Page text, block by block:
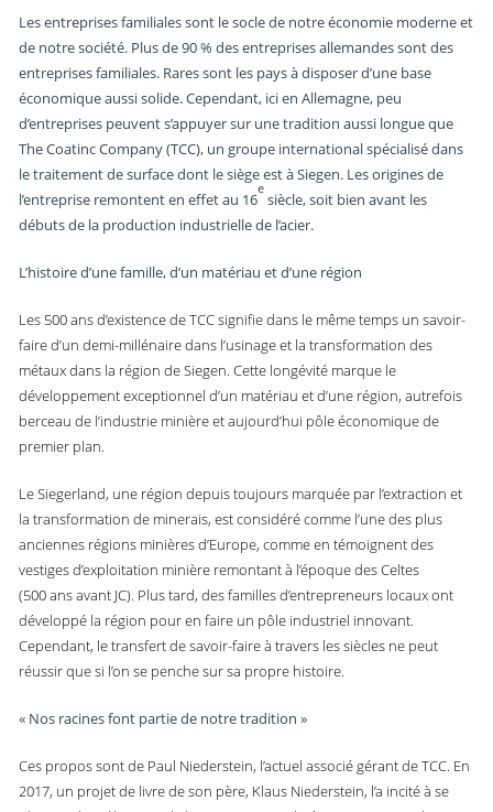
Les entreprises familiales sont le socle de notre économie moderne et
de notre société. Plus de 90 % des entreprises allemandes sont des
entreprises familiales. Rares sont les pays à disposer d’une base
économique aussi solide. Cependant, ici en Allemagne, peu
d’entreprises peuvent s’appuyer sur une tradition aussi longue que
The Coatinc Company (TCC), un groupe international spécialisé dans
le traitement de surface dont le siège est à Siegen. Les origines de
l’entreprise remontent en effet au 16
e
siècle, soit bien avant les
débuts de la production industrielle de l’acier.
L’histoire d’une famille, d’un matériau et d’une région
Les 500 ans d’existence de TCC signifie dans le même temps un savoir-
faire d’un demi-millénaire dans l’usinage et la transformation des
métaux dans la région de Siegen. Cette longévité marque le
développement exceptionnel d’un matériau et d’une région, autrefois
berceau de l’industrie minière et aujourd’hui pôle économique de
premier plan.
Le Siegerland, une région depuis toujours marquée par l’extraction et
la transformation de minerais, est considéré comme l’une des plus
anciennes régions minières d’Europe, comme en témoignent des
vestiges d’exploitation minière remontant à l’époque des Celtes
(500 ans avant JC). Plus tard, des familles d’entrepreneurs locaux ont
développé la région pour en faire un pôle industriel innovant.
Cependant, le transfert de savoir-faire à travers les siècles ne peut
réussir que si l’on se penche sur sa propre histoire.
« Nos racines font partie de notre tradition »
Ces propos sont de Paul Niederstein, l’actuel associé gérant de TCC. En
2017, un projet de livre de son père, Klaus Niederstein, l’a incité à se